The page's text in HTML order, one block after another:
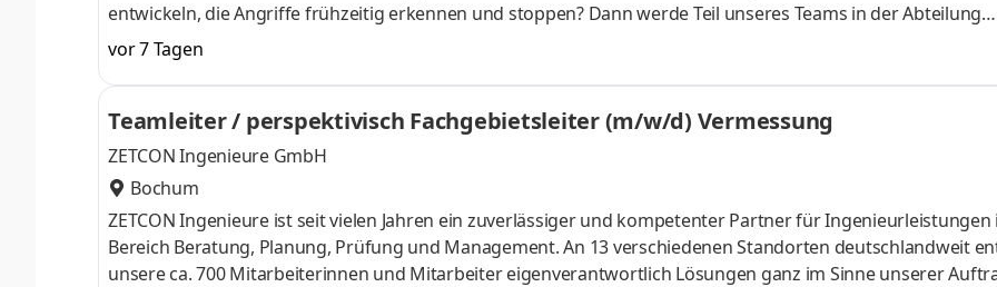
entwickeln, die Angriffe frühzeitig erkennen und stoppen? Dann werde Teil unseres Teams in der Abteilung
Prevention, Detection & Response am Standort Bochum oder deutschlandweit per remote und unterstütze
Lead Engineer (m/w/d) im Bereich Protection Engineering. In dieser Rolle bringst Du Deine praktische
der Verteidigung komplexer IT-Infrastrukturen ein – etwa aus einem SOC, CERT oder Blue-Team – und
gemeinsam mit Deinem Team in innovative
vor 7 Tagen
Teamleiter / perspektivisch Fachgebietsleiter (m/w/d) Vermessung
ZETCON Ingenieure GmbH
Bochum
ZETCON Ingenieure ist seit vielen Jahren ein zuverlässiger und kompetenter Partner für Ingenieurleistungen
Bereich Beratung, Planung, Prüfung und Management. An 13 verschiedenen Standorten deutschlandweit
unsere ca. 700 Mitarbeiterinnen und Mitarbeiter eigenverantwortlich Lösungen ganz im Sinne unserer